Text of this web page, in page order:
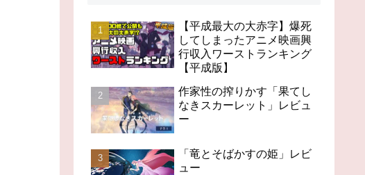
【平成最大の大赤字】爆死
してしまったアニメ映画興
行収入ワーストランキング
【平成版】
作家性の搾りかす「果てし
なきスカーレット」レビュ
ー
「竜とそばかすの姫」レビ
ュー